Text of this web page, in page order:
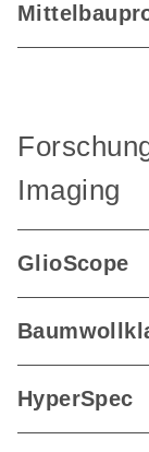
Imaging
GlioScope
HyperSpec